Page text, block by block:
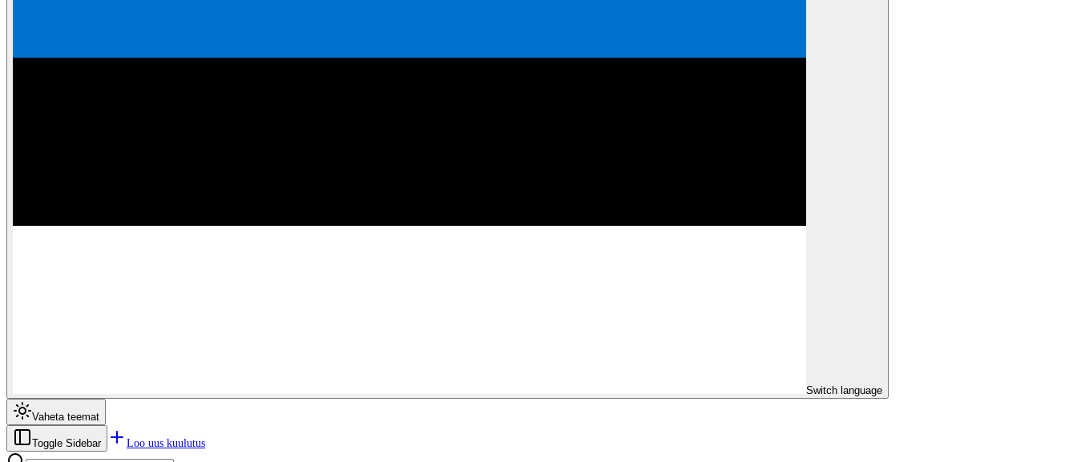
Switch language
Vaheta teemat
Toggle Sidebar Loo uus kuulutus